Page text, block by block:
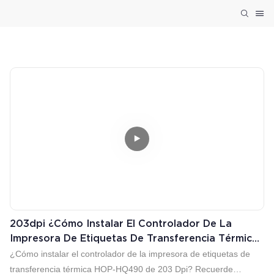
203dpi ¿Cómo Instalar El Controlador De La
Impresora De Etiquetas De Transferencia Térmica
203 Dpi HOP-HQ490?
¿Cómo instalar el controlador de la impresora de etiquetas de
transferencia térmica HOP-HQ490 de 203 Dpi? Recuerde